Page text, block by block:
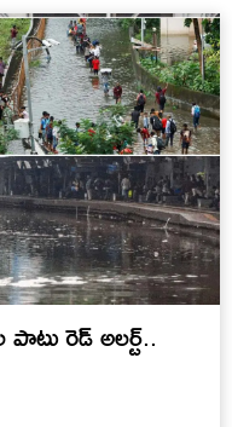
రెడ్ అలర్ట్..